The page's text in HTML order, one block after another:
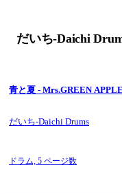
だいち-Daichi
青と夏 - Mrs.GREEN APPLE
だいち-Daichi Drums
ドラム, 5 ページ数